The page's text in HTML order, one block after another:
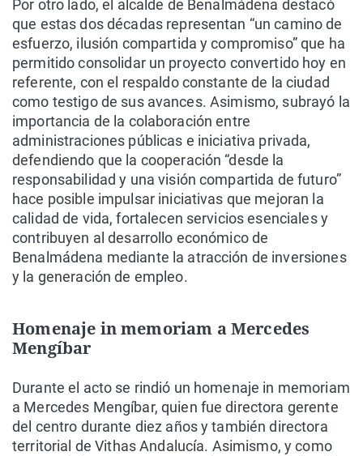
Por otro lado, el alcalde de Benalmádena destacó
que estas dos décadas representan “un camino de
esfuerzo, ilusión compartida y compromiso” que ha
permitido consolidar un proyecto convertido hoy en
referente, con el respaldo constante de la ciudad
como testigo de sus avances. Asimismo, subrayó la
importancia de la colaboración entre
administraciones públicas e iniciativa privada,
defendiendo que la cooperación “desde la
responsabilidad y una visión compartida de futuro”
hace posible impulsar iniciativas que mejoran la
calidad de vida, fortalecen servicios esenciales y
contribuyen al desarrollo económico de
Benalmádena mediante la atracción de inversiones
y la generación de empleo.
Homenaje in memoriam a Mercedes
Mengíbar
Durante el acto se rindió un homenaje in memoriam
a Mercedes Mengíbar, quien fue directora gerente
del centro durante diez años y también directora
territorial de Vithas Andalucía. Asimismo, y como